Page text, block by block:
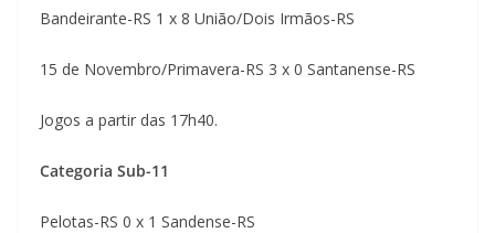
Bandeirante-RS 1 x 8 União/Dois Irmãos-RS
15 de Novembro/Primavera-RS 3 x 0 Santanense-RS
Jogos a partir das 17h40.
Categoria Sub-11
Pelotas-RS 0 x 1 Sandense-RS